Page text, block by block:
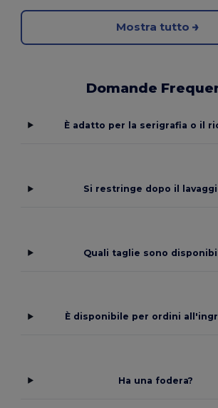
Mostra tutto
Domande
È adatto per la serigrafia o il
Si restringe dopo il
Quali taglie sono
È disponibile per ordini
Ha una fodera?